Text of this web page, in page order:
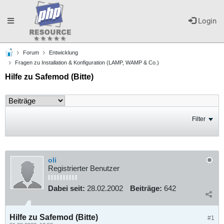
Login
Toggle
navigation
Forum
Entwicklung
Fragen zu Installation & Konfiguration (LAMP, WAMP & Co.)
Hilfe zu Safemod (Bitte)
Filter
oli
Registrierter Benutzer
Dabei seit: 28.02.2002 Beiträge: 642
#1
Hilfe zu Safemod (Bitte)